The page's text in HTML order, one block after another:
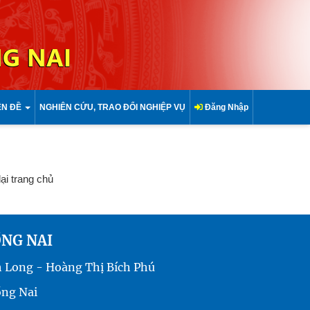
NAI
ĐỀ NGHIÊN CỨU, TRAO ĐỔI NGHIỆP VỤ Đăng Nhập
trang chủ
NAI
Long - Hoàng Thị Bích Phú
Nai